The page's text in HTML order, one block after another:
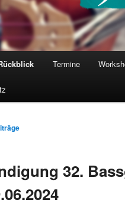
Termine
32.